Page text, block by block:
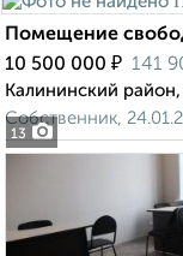
13
Помещение
10 500 000 ₽ 141
Калининский
Собственник,